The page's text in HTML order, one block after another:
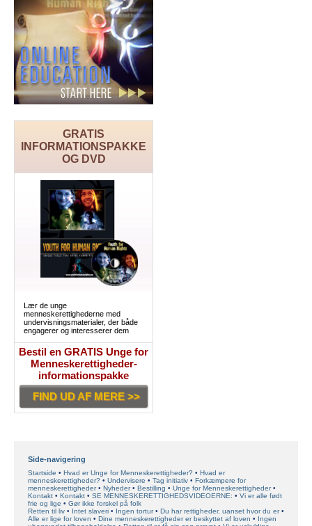
GRATIS
INFORMATIONSPAKKE
OG DVD
Lær de unge
menneskerettighederne med
undervisningsmaterialer, der både
engagerer og interesserer dem
Bestil en GRATIS Unge for
Menneskerettigheder-
informationspakke
FIND UD AF MERE >>
Side-navigering
Startside Hvad er Unge for Menneskerettigheder?
Hvad er
menneskerettigheder?
Undervisere Tag initiativ
Forkæmpere for
menneskerettigheder
Nyheder Bestilling
Unge for Menneskerettigheder
Kontakt
Kontakt SE MENNESKERETTIGHEDSVIDEOERNE:
Vi er alle født
frie og lige
Gør ikke forskel på folk
Retten til liv
Intet slaveri Ingen tortur
Du har rettigheder, uanset hvor du er
Alle er lige for loven
Dine menneskerettigheder er beskyttet af loven
Ingen